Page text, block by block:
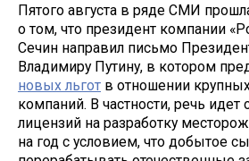
Пятого августа в ряде СМИ
о том, что президент компании
Сечин направил письмо
Владимиру Путину, в котором
новых льгот в отношении
компаний. В частности, речь
лицензий на разработку
на год с условием, что добытое